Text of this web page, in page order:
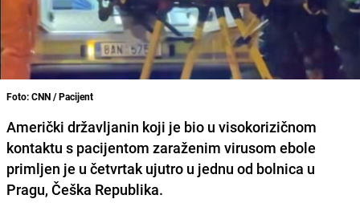
Foto: CNN / Pacijent
Američki državljanin koji je bio u visokorizičnom
kontaktu s pacijentom zaraženim virusom ebole
primljen je u četvrtak ujutro u jednu od bolnica u
Pragu, Češka Republika.